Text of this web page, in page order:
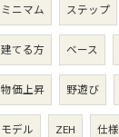
ミニマム ステップ
建てる方 ベース
物価上昇 野遊び
モデル ZEH 仕様